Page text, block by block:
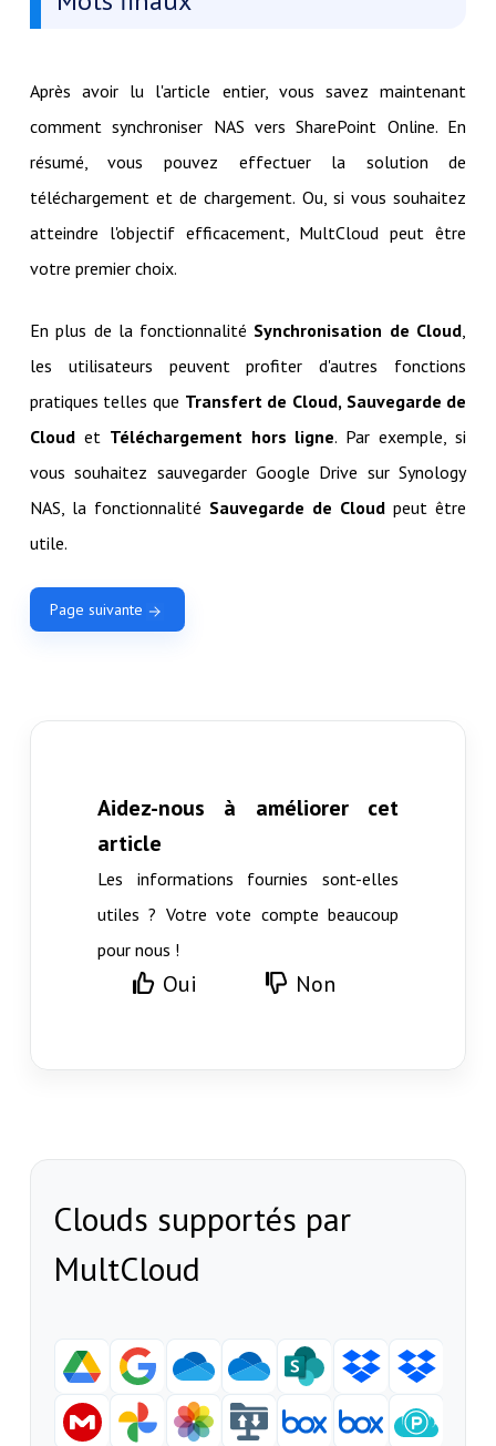
Après avoir lu l'article entier, vous savez maintenant
comment synchroniser NAS vers SharePoint Online. En
résumé, vous pouvez effectuer la solution de
téléchargement et de chargement. Ou, si vous souhaitez
atteindre l'objectif efficacement, MultCloud peut être
votre premier choix.
En plus de la fonctionnalité Synchronisation de Cloud,
les utilisateurs peuvent profiter d'autres fonctions
pratiques telles que Transfert de Cloud, Sauvegarde de
Cloudet Téléchargement hors ligne. Par exemple, si
vous souhaitez sauvegarder Google Drive sur Synology
NAS, la fonctionnalité Sauvegarde de Cloud peut être
utile.
Page suivante
Aidez-nous à améliorer cet
article
Les informations fournies sont-elles
utiles ? Votre vote compte beaucoup
pour nous !
Oui Non
Clouds supportés par
MultCloud